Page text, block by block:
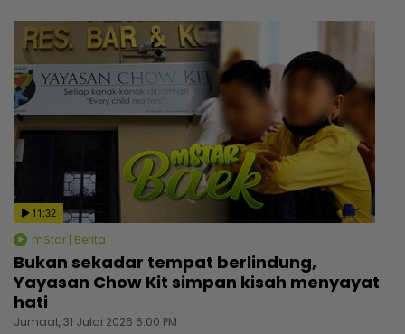
11:32
mStar | Berita
Bukan sekadar tempat berlindung,
Yayasan Chow Kit simpan kisah menyayat
hati
Jumaat, 31 Julai 2026 6:00 PM